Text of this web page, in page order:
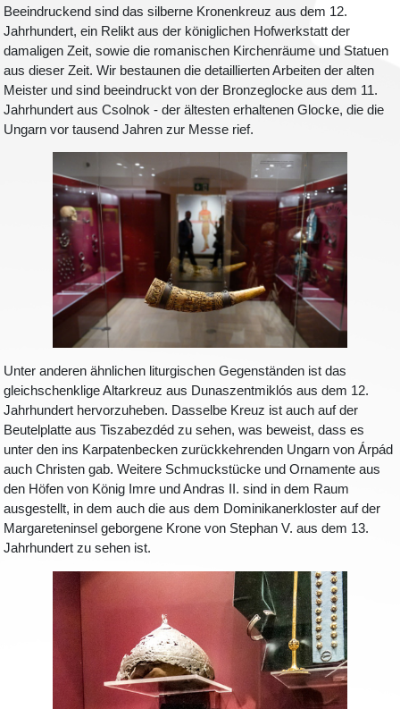
Beeindruckend sind das silberne Kronenkreuz aus dem 12.
Jahrhundert, ein Relikt aus der königlichen Hofwerkstatt der
damaligen Zeit, sowie die romanischen Kirchenräume und Statuen
aus dieser Zeit. Wir bestaunen die detaillierten Arbeiten der alten
Meister und sind beeindruckt von der Bronzeglocke aus dem 11.
Jahrhundert aus Csolnok - der ältesten erhaltenen Glocke, die die
Ungarn vor tausend Jahren zur Messe rief.
Unter anderen ähnlichen liturgischen Gegenständen ist das
gleichschenklige Altarkreuz aus Dunaszentmiklós aus dem 12.
Jahrhundert hervorzuheben. Dasselbe Kreuz ist auch auf der
Beutelplatte aus Tiszabezdéd zu sehen, was beweist, dass es
unter den ins Karpatenbecken zurückkehrenden Ungarn von Árpád
auch Christen gab. Weitere Schmuckstücke und Ornamente aus
den Höfen von König Imre und Andras II. sind in dem Raum
ausgestellt, in dem auch die aus dem Dominikanerkloster auf der
Margareteninsel geborgene Krone von Stephan V. aus dem 13.
Jahrhundert zu sehen ist.